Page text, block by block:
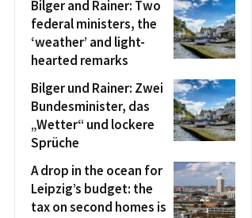
Bilger and Rainer: Two
federal ministers, the
‘weather’ and light-
hearted remarks
Bilger und Rainer: Zwei
Bundesminister, das
„Wetter“ und lockere
Sprüche
A drop in the ocean for
Leipzig’s budget: the
tax on second homes is